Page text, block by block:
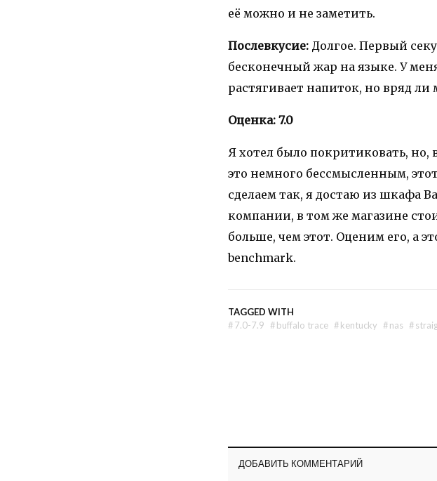
её можно и не заметить.
Послевкусие: Долгое. Первый
бесконечный жар на языке. У
растягивает напиток, но вряд ли
Оценка: 7.0
Я хотел было покритиковать, но,
это немного бессмысленным,
сделаем так, я достаю из шкафа
компании, в том же магазине
больше, чем этот. Оценим его, а
benchmark.
TAGGED WITH
#7.0-7.9 #buffalo trace #kentucky #nas #
ДОБАВИТЬ КОММЕНТАРИЙ